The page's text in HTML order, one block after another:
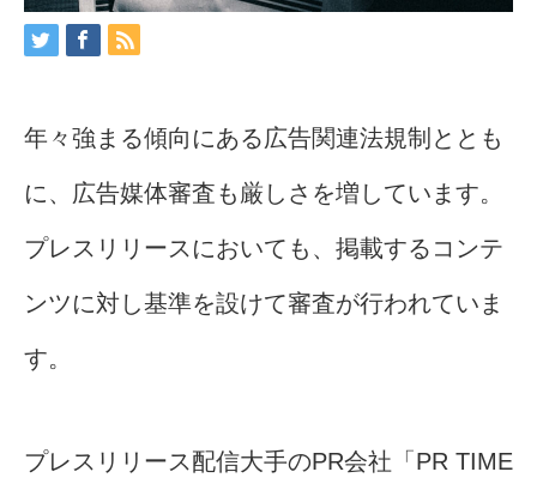
年々強まる傾向にある広告関連法規制ととも
に、広告媒体審査も厳しさを増しています。
プレスリリースにおいても、掲載するコンテ
ンツに対し基準を設けて審査が行われていま
す。
プレスリリース配信大手のPR会社「PR TIME